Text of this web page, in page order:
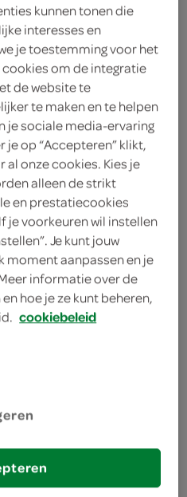
kunnen tonen die
interesses en
je toestemming voor het
om de integratie
de website te
te maken en te helpen
je sociale media-ervaring
je op “Accepteren” klikt,
onze cookies. Kies je
alleen de strikt
en prestatiecookies
je voorkeuren wil instellen
Je kunt jouw
moment aanpassen en je
informatie over de
hoe je ze kunt beheren,
cookiebeleid